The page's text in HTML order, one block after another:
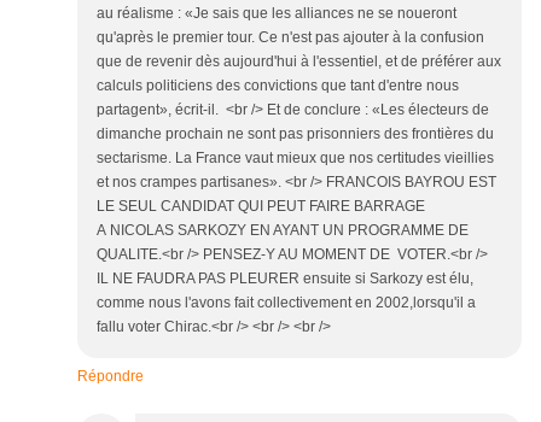
au réalisme : «Je sais que les alliances ne se noueront
qu'après le premier tour. Ce n'est pas ajouter à la confusion
que de revenir dès aujourd'hui à l'essentiel, et de préférer aux
calculs politiciens des convictions que tant d'entre nous
partagent», écrit-il. <br /> Et de conclure : «Les électeurs de
dimanche prochain ne sont pas prisonniers des frontières du
sectarisme. La France vaut mieux que nos certitudes vieillies
et nos crampes partisanes». <br /> FRANCOIS BAYROU EST
LE SEUL CANDIDAT QUI PEUT FAIRE BARRAGE
A NICOLAS SARKOZY EN AYANT UN PROGRAMME DE
QUALITE.<br /> PENSEZ-Y AU MOMENT DE VOTER.<br />
IL NE FAUDRA PAS PLEURER ensuite si Sarkozy est élu,
comme nous l'avons fait collectivement en 2002,lorsqu'il a
fallu voter Chirac.<br /> <br /> <br />
Répondre